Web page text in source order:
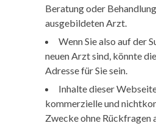
Beratung oder
ausgebildeten Arzt.
Wenn Sie also auf der
neuen Arzt sind, könnte
Adresse für Sie sein.
Inhalte dieser
kommerzielle und
Zwecke ohne Rückfragen